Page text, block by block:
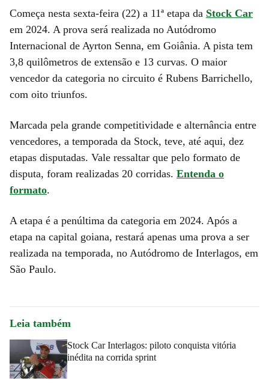
Começa nesta sexta-feira (22) a 11ª etapa da Stock Car
em 2024. A prova será realizada no Autódromo
Internacional de Ayrton Senna, em Goiânia. A pista tem
3,8 quilômetros de extensão e 13 curvas. O maior
vencedor da categoria no circuito é Rubens Barrichello,
com oito triunfos.
Marcada pela grande competitividade e alternância entre
vencedores, a temporada da Stock, teve, até aqui, dez
etapas disputadas. Vale ressaltar que pelo formato de
disputa, foram realizadas 20 corridas. Entenda o
formato.
A etapa é a penúltima da categoria em 2024. Após a
etapa na capital goiana, restará apenas uma prova a ser
realizada na temporada, no Autódromo de Interlagos, em
São Paulo.
Leia também
Stock Car Interlagos: piloto conquista vitória
inédita na corrida sprint